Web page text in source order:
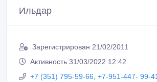
Ильдар
Зарегистрирован 21/02/2011
Активность 31/03/2022 12:42
+7 (351) 795-59-66, +7-951-447- 99-41